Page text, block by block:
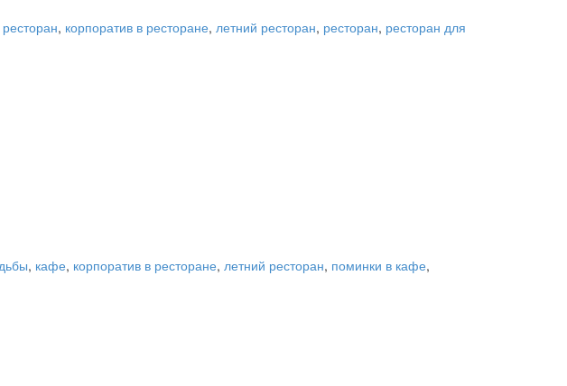
, корпоратив в ресторане, летний ресторан, ресторан, ресторан для
, кафе, корпоратив в ресторане, летний ресторан, поминки в кафе,